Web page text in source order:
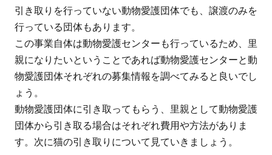
ズ・ジ
ャパ
ン）：
支援者
とのコ
ケーシ
ョンを
大切に
引き取りを行っていない動物愛護団体でも、譲渡のみを
行っている団体もあります。
この事業自体は動物愛護センターも行っているため、里
親になりたいということであれば動物愛護センターと動
物愛護団体それぞれの募集情報を調べてみると良いでし
ょう。
動物愛護団体に引き取ってもらう、里親として動物愛護
団体から引き取る場合はそれぞれ費用や方法がありま
す。次に猫の引き取りについて見ていきましょう。